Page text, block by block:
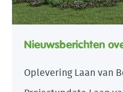
Nieuwsberichten
Oplevering Laan van